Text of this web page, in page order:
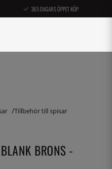
365 DAGARS ÖPPET KÖP
Tillbehör till spisar
BRONS -